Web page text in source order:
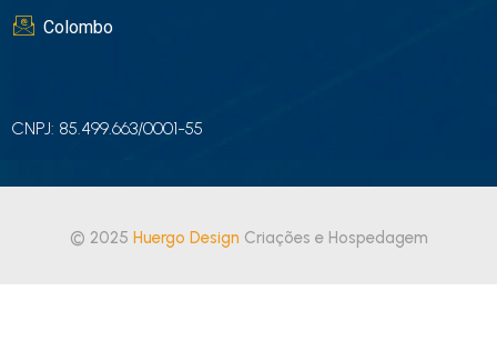
Colombo
CNPJ: 85.499.663/0001-55
© 2025 Huergo Design Criações e Hospedagem